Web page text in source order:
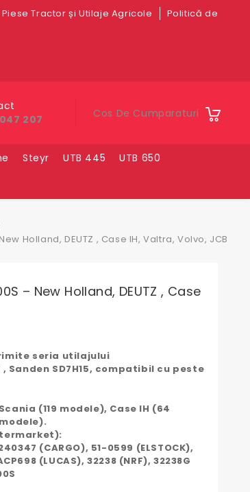
Tractor și Utilaje Agricole Politică de
Cos De Cumparaturi
207
Steyr UTB 445
UTB 650
Holland, DEUTZ , Case IH, Valtra, Volvo, JCB
– New Holland, DEUTZ , Case
seria utilajului
Sanden SD7H15, compatibil cu peste
(119 modele), Case IH (64
(CARGO), 51-0599 (ELSTOCK),
(LUCAS), 32238 (NRF), 32238G